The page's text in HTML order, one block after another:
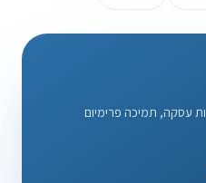
עסקה, תמיכה פרימיום